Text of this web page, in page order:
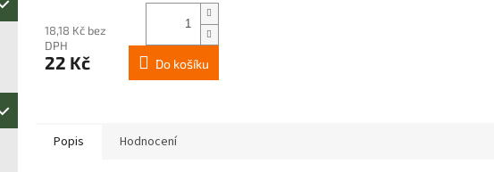
18,18 Kč bez
DPH
22 Kč Do košíku
Popis Hodnocení